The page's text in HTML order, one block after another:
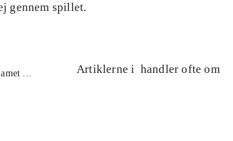
gennem spillet.
...
Artiklerne i handler ofte om